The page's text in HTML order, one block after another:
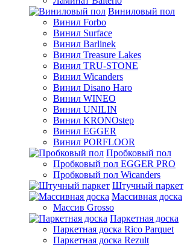
Виниловый пол
Винил Forbo
Винил Surface
Винил Barlinek
Винил Treasure Lakes
Винил TRU-STONE
Винил Wicanders
Винил Disano Haro
Винил WINEO
Винил UNILIN
Винил KRONOstep
Винил EGGER
Винил PORFLOOR
Пробковый пол
Пробковый пол EGGER PRO
Пробковый пол Wicanders
Штучный паркет
Массивная доска
Массив Grosso
Паркетная доска
Паркетная доска Rico Parquet
Паркетная доска Rezult